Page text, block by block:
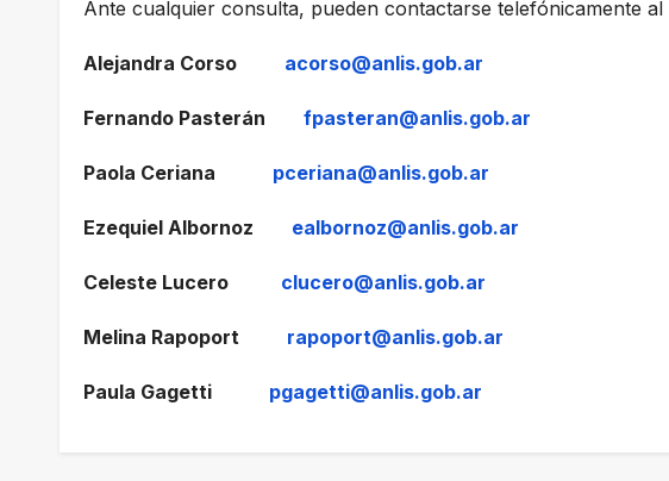
Ante cualquier consulta, pueden contactarse telefónicamente al
Alejandra Corso acorso@anlis.gob.ar
Fernando Pasterán fpasteran@anlis.gob.ar
Paola Ceriana pceriana@anlis.gob.ar
Ezequiel Albornoz ealbornoz@anlis.gob.ar
Celeste Lucero clucero@anlis.gob.ar
Melina Rapoport rapoport@anlis.gob.ar
Paula Gagetti pgagetti@anlis.gob.ar